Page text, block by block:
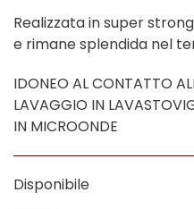
Realizzata in super
e rimane splendida nel
IDONEO AL CONTATTO
LAVAGGIO IN
IN MICROONDE
Disponibile